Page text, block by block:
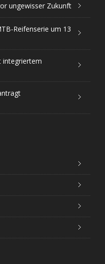
ungewisser Zukunft
Reifenserie um 13
integriertem